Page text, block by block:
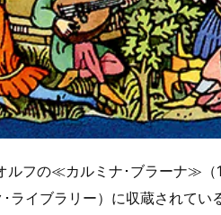
ルフの≪カルミナ･ブラーナ≫（
ライブラリー）に収蔵されてい